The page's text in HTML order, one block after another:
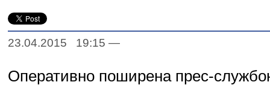
23.04.2015 19:15 —
Оперативно поширена прес-службою